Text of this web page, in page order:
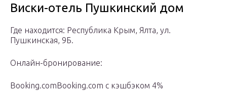
Виски-отель Пушкинский дом
Где находится: Республика Крым, Ялта, ул.
Пушкинская, 9Б.
Онлайн-бронирование:
Booking.comBooking.com с кэшбэком 4%